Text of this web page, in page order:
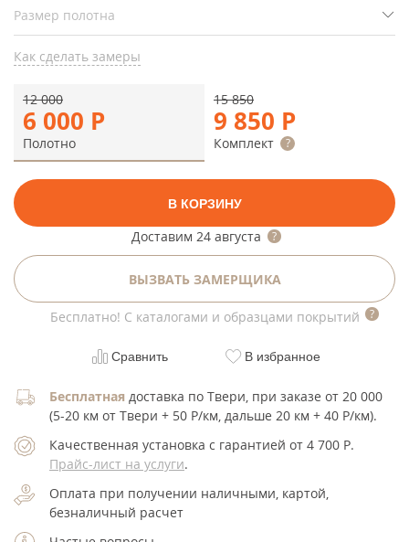
Как сделать замеры
6 000 Р
12 000
Полотно
9 850 Р
15 850
Комплект
В КОРЗИНУ
Доставим 24 августа
ВЫЗВАТЬ ЗАМЕРЩИКА
Бесплатно! С каталогами и образцами покрытий
Сравнить В избранное
Бесплатная доставка по Твери, при заказе от 20 000
(5-20 км от Твери + 50 Р/км, дальше 20 км + 40 Р/км).
Качественная установка с гарантией от 4 700 Р.
Прайс-лист на услуги.
Оплата при получении наличными, картой,
безналичный расчет